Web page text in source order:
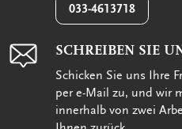
033-4613718
SCHREIBEN SIE
Schicken Sie uns Ihre
per e-Mail zu, und wir
innerhalb von zwei